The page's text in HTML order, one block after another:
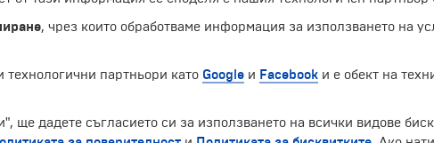
, чрез които обработваме информация за използването на
партньори като Google и Facebook и е обект на
ще дадете съгласието си за използването на всички видове